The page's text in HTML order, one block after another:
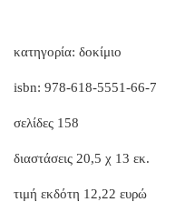
κατηγορία: δοκίμιο
isbn: 978-618-5551-66-7
σελίδες 158
διαστάσεις 20,5 χ 13 εκ.
τιμή εκδότη 12,22 ευρώ